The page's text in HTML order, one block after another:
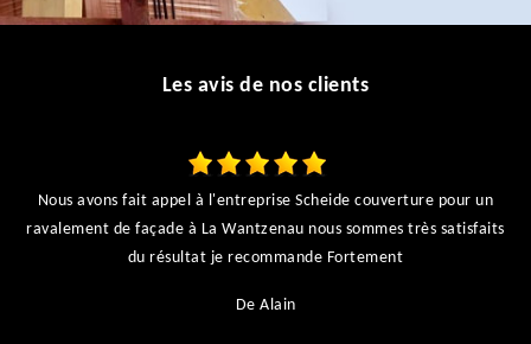
Les avis de nos clients
Nous avons fait appel à l'entreprise Scheide couverture pour un
ravalement de façade à La Wantzenau nous sommes très satisfaits
du résultat je recommande Fortement
De Alain